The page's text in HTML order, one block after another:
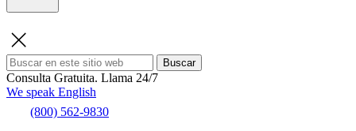
Buscar
Consulta Gratuita. Llama 24/7
We speak English
(800) 562-9830